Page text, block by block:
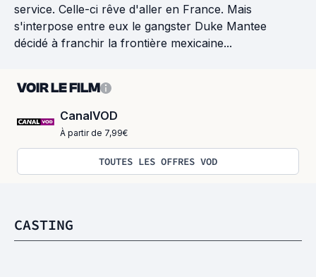
service. Celle-ci rêve d'aller en France. Mais
s'interpose entre eux le gangster Duke Mantee
décidé à franchir la frontière mexicaine...
VOIR LE FILM
CanalVOD
À partir de 7,99€
TOUTES LES OFFRES VOD
CASTING